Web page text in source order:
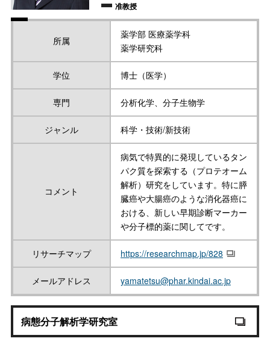
准教授
所属
薬学部 医療薬学科
薬学研究科
学位 博士（医学）
専門 分析化学、分子生物学
ジャンル 科学・技術/新技術
コメント
病気で特異的に発現しているタン
パク質を探索する（プロテオーム
解析）研究をしています。特に膵
臓癌や大腸癌のような消化器癌に
おける、新しい早期診断マーカー
や分子標的薬に関してです。
リサーチマップ https://researchmap.jp/828
メールアドレス yamatetsu@phar.kindai.ac.jp
病態分子解析学研究室